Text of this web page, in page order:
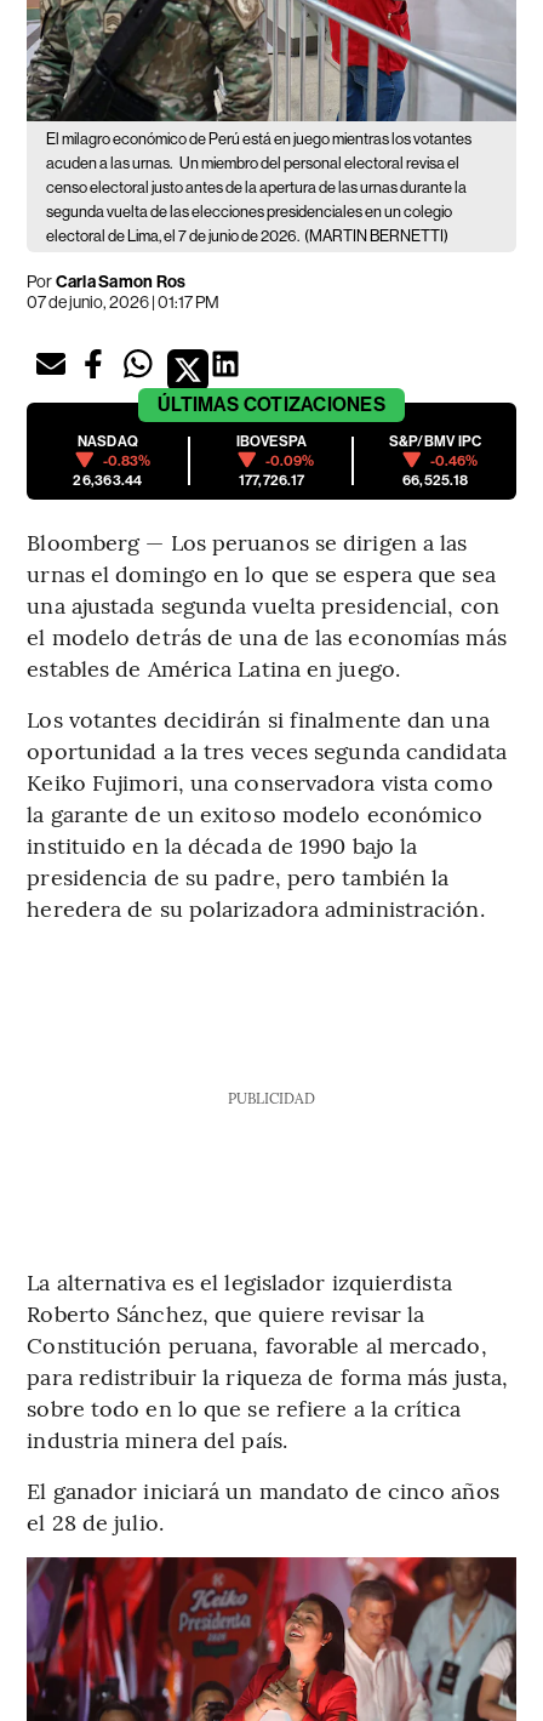
El milagro económico de Perú está en juego mientras los votantes
acuden a las urnas. Un miembro del personal electoral revisa el
censo electoral justo antes de la apertura de las urnas durante la
segunda vuelta de las elecciones presidenciales en un colegio
electoral de Lima, el 7 de junio de 2026. (MARTIN BERNETTI)
PorCarla Samon Ros
07 de junio, 2026 | 01:17 PM
ÚLTIMAS COTIZACIONES
NASDAQ
-0.83%
26,363.44
IBOVESPA
-0.09%
177,726.17
S&P/BMV IPC
-0.46%
66,525.18
Bloomberg — Los peruanos se dirigen a las
urnas el domingo en lo que se espera que sea
una ajustada segunda vuelta presidencial, con
el modelo detrás de una de las economías más
estables de América Latina en juego.
Los votantes decidirán si finalmente dan una
oportunidad a la tres veces segunda candidata
Keiko Fujimori, una conservadora vista como
la garante de un exitoso modelo económico
instituido en la década de 1990 bajo la
presidencia de su padre, pero también la
heredera de su polarizadora administración.
PUBLICIDAD
La alternativa es el legislador izquierdista
Roberto Sánchez, que quiere revisar la
Constitución peruana, favorable al mercado,
para redistribuir la riqueza de forma más justa,
sobre todo en lo que se refiere a la crítica
industria minera del país.
El ganador iniciará un mandato de cinco años
el 28 de julio.